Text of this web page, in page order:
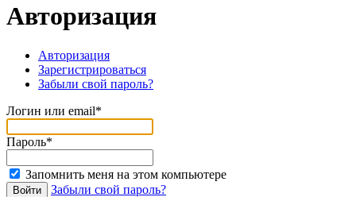
Авторизация
Авторизация
Зарегистрироваться
Забыли свой пароль?
Логин или email*
Пароль*
Запомнить меня на этом компьютере
Забыли свой пароль?